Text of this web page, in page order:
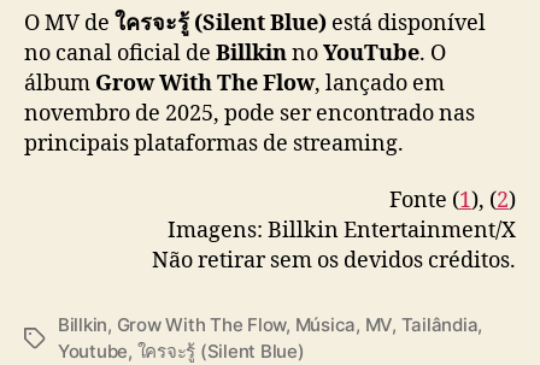
O MV de ใครจะรู้ (Silent Blue) está disponível
no canal oficial de BillkinnoYouTube. O
álbum Grow With The Flow, lançado em
novembro de 2025, pode ser encontrado nas
principais plataformas de streaming.
Fonte (1), (2)
Imagens: Billkin Entertainment/X
Não retirar sem os devidos créditos.
T
Billkin, Grow With The Flow, Música, MV, Tailândia,
Youtube, ใครจะรู้ (Silent Blue)